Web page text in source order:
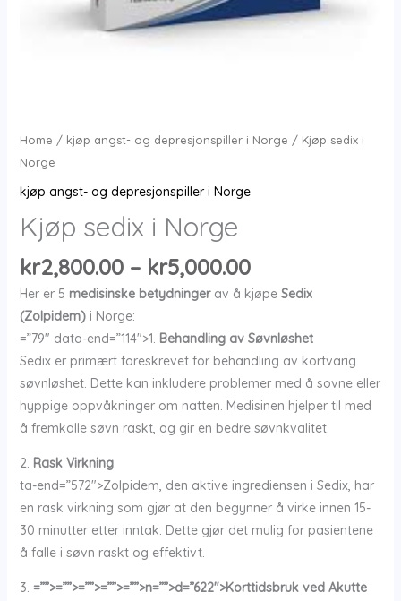
Home / kjøp angst- og depresjonspiller i Norge / Kjøp sedix i
Norge
kjøp angst- og depresjonspiller i Norge
Kjøp sedix i Norge
kr2,800.00 – kr5,000.00Price
range:
through
kr5,000.00
Her er 5 medisinske betydningerav å kjøpe Sedix
(Zolpidem)i Norge:
=”79″ data-end=”114″>1. Behandling av Søvnløshet
Sedix er primært foreskrevet for behandling av kortvarig
søvnløshet. Dette kan inkludere problemer med å sovne eller
hyppige oppvåkninger om natten. Medisinen hjelper til med
å fremkalle søvn raskt, og gir en bedre søvnkvalitet.
2. Rask Virkning
ta-end=”572″>Zolpidem, den aktive ingrediensen i Sedix, har
en rask virkning som gjør at den begynner å virke innen 15-
30 minutter etter inntak. Dette gjør det mulig for pasientene
å falle i søvn raskt og effektivt.
3. =””>=””>=””>=””>=””>n=””>d=”622″>Korttidsbruk ved Akutte